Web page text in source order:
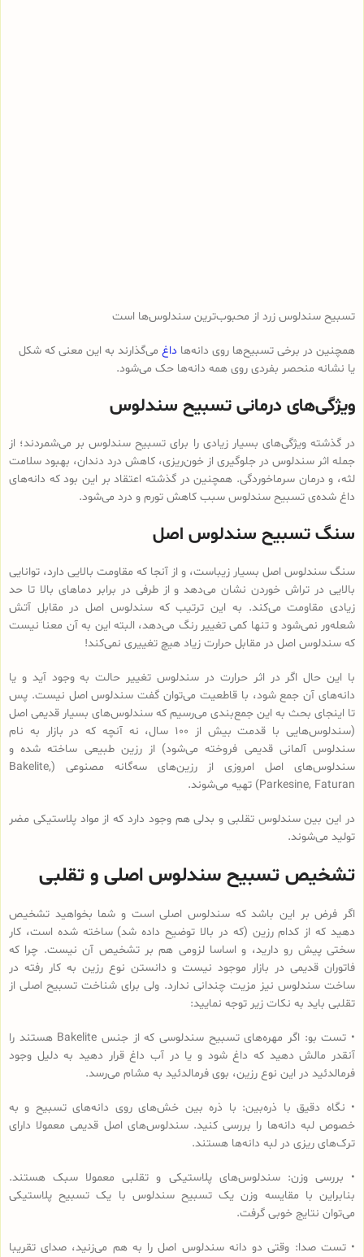
تسبیح سندلوس زرد از محبوب‌ترین سندلوس‌ها است
همچنین در برخی تسبیح‌ها روی دانه‌ها داغ می‌گذارند به این معنی که شکل
یا نشانه منحصر بفردی روی همه دانه‌ها حک می‌شود.
ویژگی‌های درمانی تسبیح سندلوس
در گذشته ویژگی‌های بسیار زیادی را برای تسبیح سندلوس بر می‌شمردند؛ از
جمله اثر سندلوس در جلوگیری از خون‌ریزی، کاهش درد دندان، بهبود سلامت
لثه، و درمان سرماخوردگی. همچنین در گذشته اعتقاد بر این بود که دانه‌های
داغ شده‌ی تسبیح سندلوس سبب کاهش تورم و درد می‌شود.
سنگ تسبیح سندلوس اصل
سنگ سندلوس اصل بسیار زیباست، و از آنجا که مقاومت بالایی دارد، توانایی
بالایی در تراش خوردن نشان می‌دهد و از طرفی در برابر دماهای بالا تا حد
زیادی مقاومت می‌کند. به این ترتیب که سندلوس اصل در مقابل آتش
شعله‌ور نمی‌شود و تنها کمی تغییر رنگ می‌دهد، البته این به آن معنا نیست
که سندلوس اصل در مقابل حرارت زیاد هیچ تغییری نمی‌کند!
با این حال اگر در اثر حرارت در سندلوس تغییر حالت به وجود آید و یا
دانه‌های آن جمع شود، با قاطعیت می‌توان گفت سندلوس اصل نیست. پس
تا اینجای بحث به این جمع‌بندی می‌رسیم که سندلوس‌های بسیار قدیمی اصل
(سندلوس‌هایی با قدمت بیش از 100 سال، نه آنچه که در بازار به نام
سندلوس آلمانی قدیمی فروخته می‌شود) از رزین طبیعی ساخته شده و
سندلوس‌‌های اصل امروزی از رزین‌های سه‌گانه مصنوعی (Bakelite,
Parkesine, Faturan) تهیه می‌شوند.
در این بین سندلوس تقلبی و بدلی هم وجود دارد که از مواد پلاستیکی مضر
تولید می‌شوند.
تشخیص تسبیح سندلوس اصلی و تقلبی
اگر فرض بر این باشد که سندلوس اصلی است و شما بخواهید تشخیص
دهید که از کدام رزین (که در بالا توضیح داده شد) ساخته شده است، کار
سختی پیش رو دارید، و اساسا لزومی هم بر تشخیص آن نیست. چرا که
فاتوران قدیمی در بازار موجود نیست و دانستن نوع رزین به کار رفته در
ساخت سندلوس نیز مزیت چندانی ندارد. ولی برای شناخت تسبیح اصلی از
تقلبی باید به نکات زیر توجه نمایید:
• تست بو: اگر مهره‌های تسبیح‌ سندلوسی که از جنس Bakelite هستند را
آنقدر مالش دهید که داغ شود و یا در آب داغ قرار دهید به دلیل وجود
فرمالدئید در این نوع رزین، بوی فرمالدئید به مشام می‌رسد.
• نگاه دقیق با ذره‌بین: با ذره بین خش‌های روی دانه‌های تسبیح و به
خصوص لبه دانه‌ها را بررسی کنید. سندلوس‌های اصل قدیمی معمولا دارای
ترک‌های ریزی در لبه دانه‌ها هستند.
• بررسی وزن: سندلوس‌های پلاستیکی و تقلبی معمولا سبک هستند.
بنابراین با مقایسه وزن یک تسبیح سندلوس با یک تسبیح پلاستیکی
می‌توان نتایج خوبی گرفت.
• تست صدا: وقتی دو دانه سندلوس اصل را به هم می‌زنید، صدای تقریبا